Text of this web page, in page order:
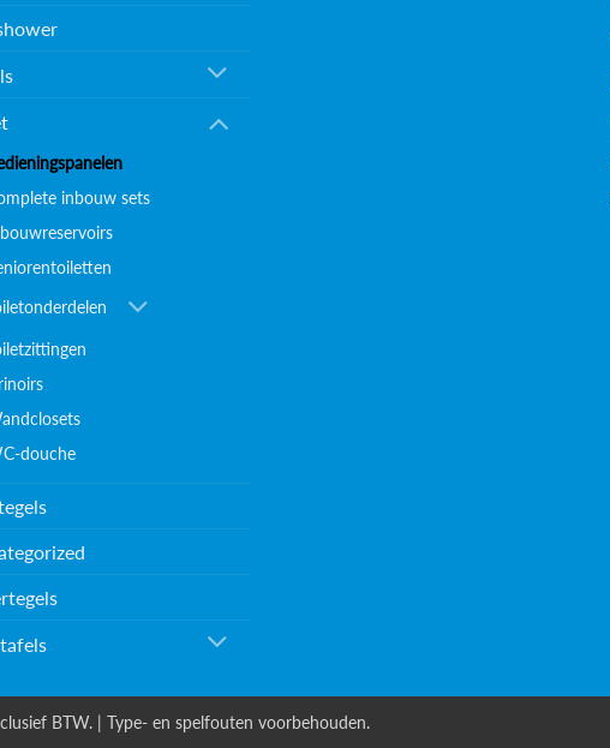
inbouw sets
douche
BTW. | Type- en spelfouten voorbehouden.